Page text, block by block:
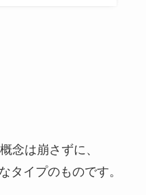
念は崩さずに、
タイプのものです。